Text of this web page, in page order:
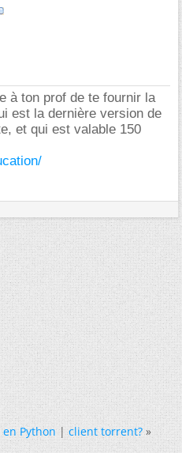
à ton prof de te fournir la
est la dernière version de
et qui est valable 150
Python|client torrent? »